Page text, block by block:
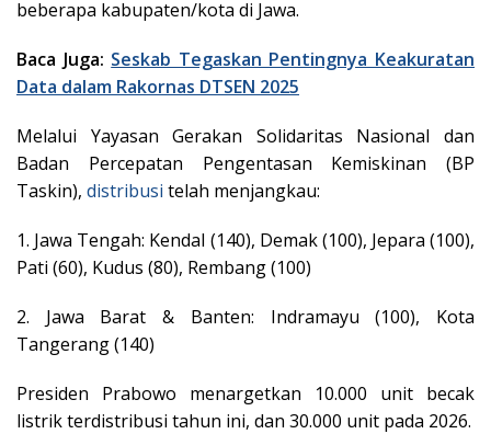
beberapa kabupaten/kota di Jawa.
Baca Juga: Seskab Tegaskan Pentingnya Keakuratan
Data dalam Rakornas DTSEN 2025
Melalui Yayasan Gerakan Solidaritas Nasional dan
Badan Percepatan Pengentasan Kemiskinan (BP
Taskin), distribusi telah menjangkau:
1. Jawa Tengah: Kendal (140), Demak (100), Jepara (100),
Pati (60), Kudus (80), Rembang (100)
2. Jawa Barat & Banten: Indramayu (100), Kota
Tangerang (140)
Presiden Prabowo menargetkan 10.000 unit becak
listrik terdistribusi tahun ini, dan 30.000 unit pada 2026.